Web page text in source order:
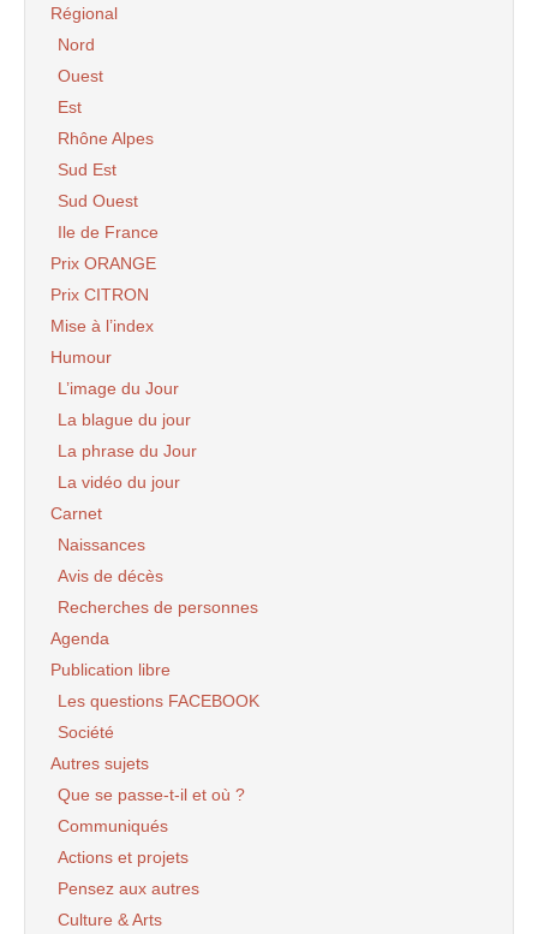
Régional
Nord
Ouest
Est
Rhône Alpes
Sud Est
Sud Ouest
Ile de France
Prix ORANGE
Prix CITRON
Mise à l’index
Humour
L’image du Jour
La blague du jour
La phrase du Jour
La vidéo du jour
Carnet
Naissances
Avis de décès
Recherches de personnes
Agenda
Publication libre
Les questions FACEBOOK
Société
Autres sujets
Que se passe-t-il et où ?
Communiqués
Actions et projets
Pensez aux autres
Culture & Arts